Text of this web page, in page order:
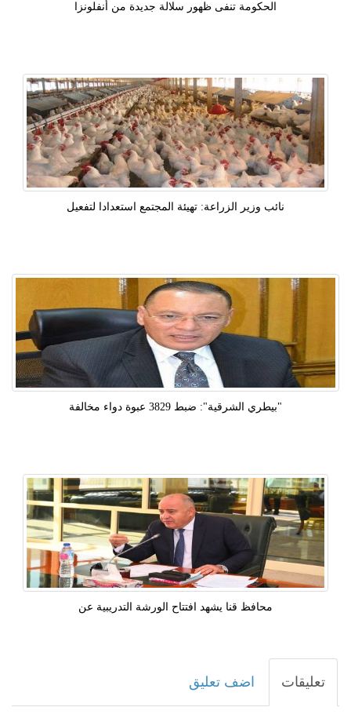
الحكومة تنفى ظهور سلالة جديدة من أنفلونزا
نائب وزير الزراعة: تهيئة المجتمع استعدادا لتفعيل
"بيطري الشرقية": ضبط 3829 عبوة دواء مخالفة
محافظ قنا يشهد افتتاح الورشة التدريبية عن
تعليقات اضف تعليق